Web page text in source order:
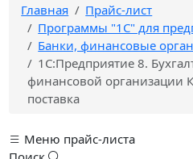
Главная
Прайс-лист
Программы "1C" для
Банки, финансовые
1С:Предприятие 8.
финансовой организации
поставка
Меню прайс-листа